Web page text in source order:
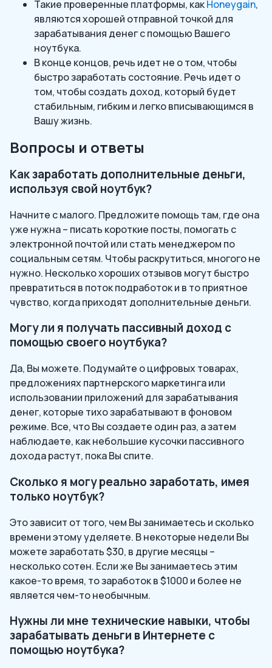
Такие проверенные платформы, какHoneygain,
являются хорошей отправной точкой для
зарабатывания денег с помощью Вашего
ноутбука.
В конце концов, речь идет не о том, чтобы
быстро заработать состояние. Речь идет о
том, чтобы создать доход, который будет
стабильным, гибким и легко вписывающимся в
Вашу жизнь.
Вопросы и ответы
Как заработать дополнительные деньги,
используя свой ноутбук?
Начните с малого. Предложите помощь там, где она
уже нужна – писать короткие посты, помогать с
электронной почтой или стать менеджером по
социальным сетям. Чтобы раскрутиться, многого не
нужно. Несколько хороших отзывов могут быстро
превратиться в поток подработок и в то приятное
чувство, когда приходят дополнительные деньги.
Могу ли я получать пассивный доход с
помощью своего ноутбука?
Да, Вы можете. Подумайте о цифровых товарах,
предложениях партнерского маркетинга или
использовании приложений для зарабатывания
денег, которые тихо зарабатывают в фоновом
режиме. Все, что Вы создаете один раз, а затем
наблюдаете, как небольшие кусочки пассивного
дохода растут, пока Вы спите.
Сколько я могу реально заработать, имея
только ноутбук?
Это зависит от того, чем Вы занимаетесь и сколько
времени этому уделяете. В некоторые недели Вы
можете заработать $30, в другие месяцы –
несколько сотен. Если же Вы занимаетесь этим
какое-то время, то заработок в $1000 и более не
является чем-то необычным.
Нужны ли мне технические навыки, чтобы
зарабатывать деньги в Интернете с
помощью ноутбука?